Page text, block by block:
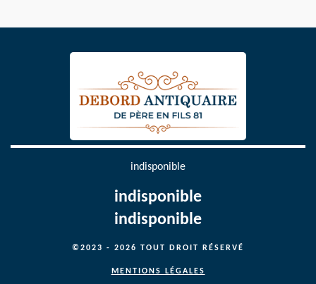
indisponible
indisponible
indisponible
©2023 - 2026 TOUT DROIT RÉSERVÉ
MENTIONS LÉGALES